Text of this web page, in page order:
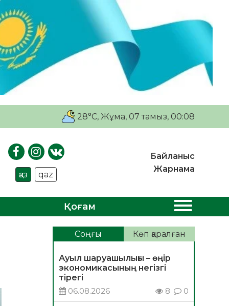
28°C, Жұма, 07 тамыз, 00:08
қаз qaz
Байланыс
Жарнама
Қоғам
Соңғы Көп қаралған
Ауыл шаруашылығы – өңір
экономикасының негізгі
тірегі
06.08.2026
8 0